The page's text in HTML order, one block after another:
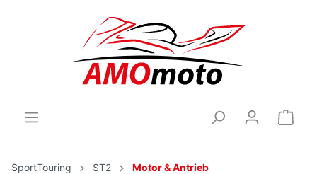
SportTouring ST2 Motor & Antrieb